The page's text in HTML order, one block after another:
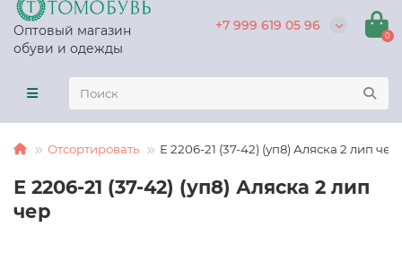
Оптовый магазин
обуви и одежды
+7 999 619 05 96
0
Отсортировать Е 2206-21 (37-42) (уп8) Аляска 2 лип чер
Е 2206-21 (37-42) (уп8) Аляска 2 лип
чер